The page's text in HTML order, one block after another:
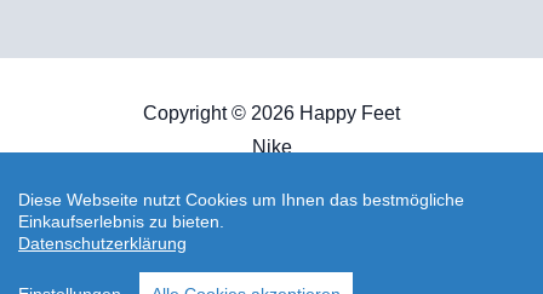
Copyright © 2026 Happy Feet
Nike
Diese Webseite nutzt Cookies um Ihnen das bestmögliche
Einkaufserlebnis zu bieten.
Datenschutzerklärung